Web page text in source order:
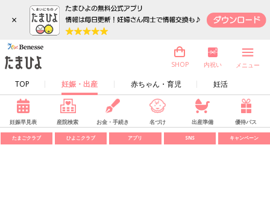
×
TOP 妊娠・出産 赤ちゃん・育児 妊活
SHOP 内祝い メニュー
妊娠早見表 産院検索 お金・手続き 名づけ 出産準備 優待パス
たまごクラブ ひよこクラブ アプリ SNS キャンペーン